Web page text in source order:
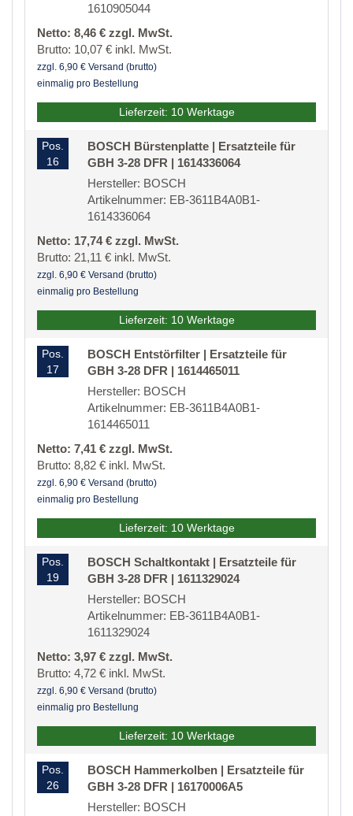
1610905044
Netto: 8,46 € zzgl. MwSt.
Brutto: 10,07 € inkl. MwSt.
zzgl. 6,90 € Versand (brutto)
einmalig pro Bestellung
Lieferzeit: 10 Werktage
Pos.
16
BOSCH Bürstenplatte | Ersatzteile für
GBH 3-28 DFR | 1614336064
Hersteller: BOSCH
Artikelnummer: EB-3611B4A0B1-
1614336064
Netto: 17,74 € zzgl. MwSt.
Brutto: 21,11 € inkl. MwSt.
zzgl. 6,90 € Versand (brutto)
einmalig pro Bestellung
Lieferzeit: 10 Werktage
Pos.
17
BOSCH Entstörfilter | Ersatzteile für
GBH 3-28 DFR | 1614465011
Hersteller: BOSCH
Artikelnummer: EB-3611B4A0B1-
1614465011
Netto: 7,41 € zzgl. MwSt.
Brutto: 8,82 € inkl. MwSt.
zzgl. 6,90 € Versand (brutto)
einmalig pro Bestellung
Lieferzeit: 10 Werktage
Pos.
19
BOSCH Schaltkontakt | Ersatzteile für
GBH 3-28 DFR | 1611329024
Hersteller: BOSCH
Artikelnummer: EB-3611B4A0B1-
1611329024
Netto: 3,97 € zzgl. MwSt.
Brutto: 4,72 € inkl. MwSt.
zzgl. 6,90 € Versand (brutto)
einmalig pro Bestellung
Lieferzeit: 10 Werktage
Pos.
26
BOSCH Hammerkolben | Ersatzteile für
GBH 3-28 DFR | 16170006A5
Hersteller: BOSCH